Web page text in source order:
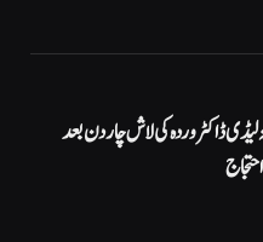
لیڈی ڈاکٹر وردہ کی لاش چار دن بعد